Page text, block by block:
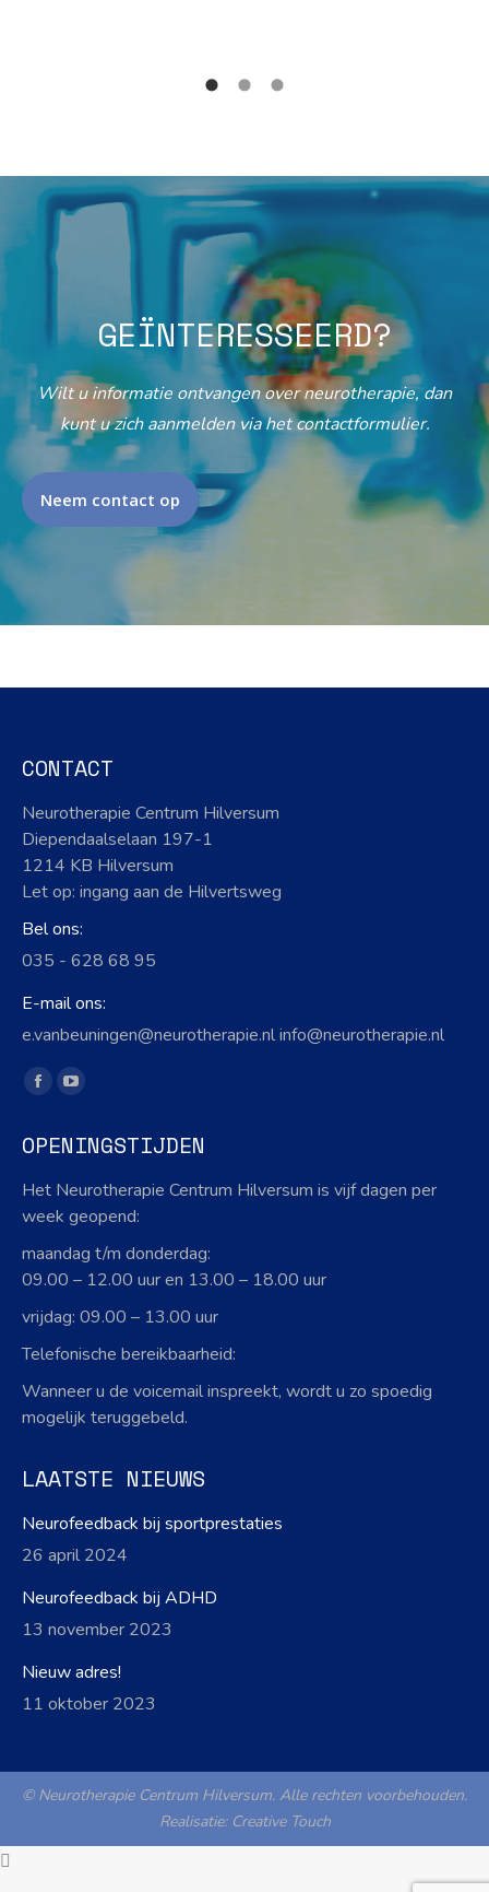
GEÏNTERESSEERD?
Wilt u informatie ontvangen over neurotherapie, dan
kunt u zich aanmelden via het contactformulier.
Neem contact op
CONTACT
Neurotherapie Centrum Hilversum
Diependaalselaan 197-1
1214 KB Hilversum
Let op: ingang aan de Hilvertsweg
Bel ons:
035 - 628 68 95
E-mail ons:
e.vanbeuningen@neurotherapie.nl info@neurotherapie.nl
Vind ons op:
Facebook
opens
in
new
YouTube
opens
new
OPENINGSTIJDEN
Het Neurotherapie Centrum Hilversum is vijf dagen per
week geopend:
maandag t/m donderdag:
09.00 – 12.00 uur en 13.00 – 18.00 uur
vrijdag: 09.00 – 13.00 uur
Telefonische bereikbaarheid:
Wanneer u de voicemail inspreekt, wordt u zo spoedig
mogelijk teruggebeld.
LAATSTE NIEUWS
Neurofeedback bij sportprestaties
26 april 2024
Neurofeedback bij ADHD
13 november 2023
Nieuw adres!
11 oktober 2023
© Neurotherapie Centrum Hilversum. Alle rechten voorbehouden.
Realisatie: Creative Touch